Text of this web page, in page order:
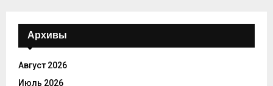
Архивы
Август 2026
Июль 2026